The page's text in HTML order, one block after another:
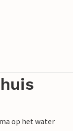
op het water